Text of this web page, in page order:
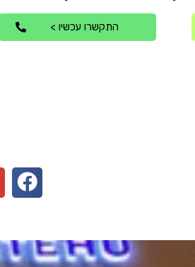
התקשרו עכשיו >